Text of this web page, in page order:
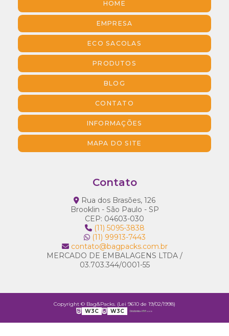
HOME
EMPRESA
ECO SACOLAS
PRODUTOS
BLOG
CONTATO
INFORMAÇÕES
MAPA DO SITE
Contato
Rua dos Brasões, 126
Brooklin - São Paulo - SP
CEP: 04603-030
(11) 5095-3838
(11) 99913-7443
contato@bagpacks.com.br
MERCADO DE EMBALAGENS LTDA /
03.703.344/0001-55
Copyright © Bag&Packs. (Lei 9610 de 19/02/1998)
W3C
W3C